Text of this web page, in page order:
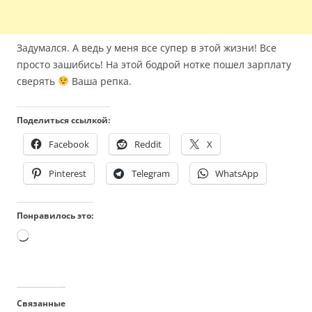
Задумался. А ведь у меня все супер в этой жизни! Все
просто зашибись! На этой бодрой нотке пошел зарплату
сверять
Ваша репка.
Поделиться ссылкой:
Facebook Reddit X
Pinterest Telegram WhatsApp
Понравилось это:
Загрузка…
Связанные